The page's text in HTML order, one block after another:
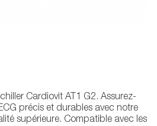
Cardiovit AT1 G2. Assurez-
précis et durables avec notre
supérieure. Compatible avec les